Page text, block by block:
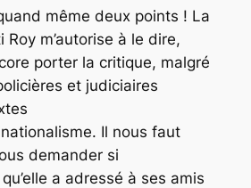
même deux points ! La
Roy m’autorise à le dire,
porter la critique, malgré
et judiciaires
Il nous faut
demander si
a adressé à ses amis